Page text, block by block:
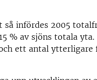
infördes 2005
% av sjöns totala
ett antal ytterligare